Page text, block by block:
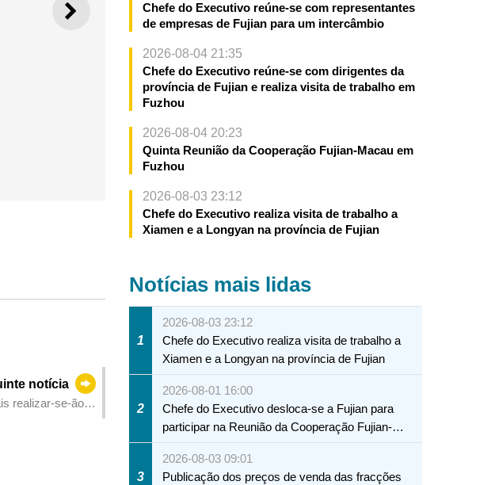
SEGUINTE
notícia
realizar-se-ão
Chefe do Executivo reúne-se com representantes
de empresas de Fujian para um intercâmbio
2026-08-04 21:35
Chefe do Executivo reúne-se com dirigentes da
província de Fujian e realiza visita de trabalho em
Fuzhou
2026-08-04 20:23
Quinta Reunião da Cooperação Fujian-Macau em
Fuzhou
2026-08-03 23:12
Chefe do Executivo realiza visita de trabalho a
Xiamen e a Longyan na província de Fujian
Notícias mais lidas
1
2026-08-03 23:12
Chefe do Executivo realiza visita de trabalho a
Xiamen e a Longyan na província de Fujian
2
2026-08-01 16:00
Chefe do Executivo desloca-se a Fujian para
participar na Reunião da Cooperação Fujian-
Macau
3
2026-08-03 09:01
Publicação dos preços de venda das fracções